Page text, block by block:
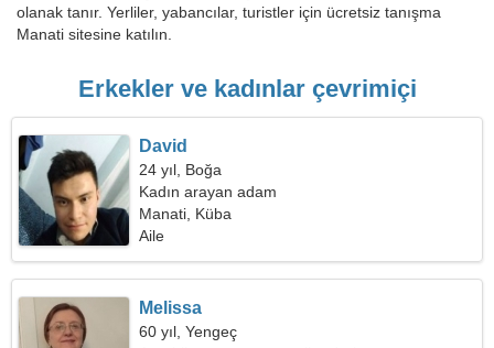
olanak tanır. Yerliler, yabancılar, turistler için ücretsiz tanışma
Manati sitesine katılın.
Erkekler ve kadınlar çevrimiçi
David
24 yıl, Boğa
Kadın arayan adam
Manati, Küba
Aile
Melissa
60 yıl, Yengeç